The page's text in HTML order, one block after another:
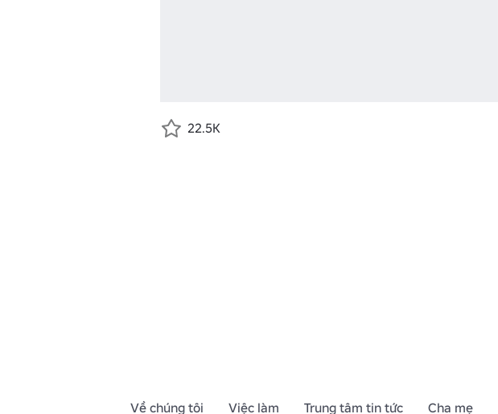
22.5K
Về chúng tôi Việc làm Trung tâm tin tức Cha mẹ